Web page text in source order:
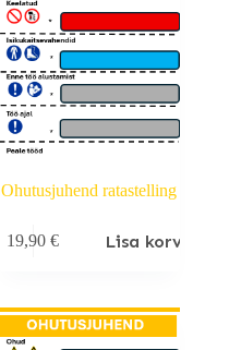
Ohutusjuhend ratastelling
19,90€ Lisa korvi